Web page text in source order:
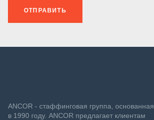
ОТПРАВИТЬ
ANCOR - стаффинговая группа, основанная
в 1990 году. ANCOR предлагает клиентам